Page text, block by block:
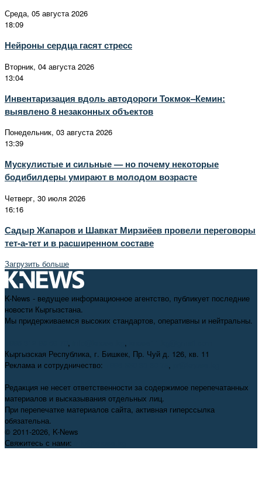
Среда, 05 августа 2026
18:09
Нейроны сердца гасят стресс
Вторник, 04 августа 2026
13:04
Инвентаризация вдоль автодороги Токмок–Кемин:
выявлено 8 незаконных объектов
Понедельник, 03 августа 2026
13:39
Мускулистые и сильные — но почему некоторые
бодибилдеры умирают в молодом возрасте
Четверг, 30 июля 2026
16:16
Садыр Жапаров и Шавкат Мирзиёев провели переговоры
тет-а-тет и в расширенном составе
Загрузить больше
K-News - ведущее информационное агентство, публикует последние
новости Кыргызстана.
Мы придерживаемся высоких стандартов, оперативны и нейтральны.
, ,
Кыргызская Республика, г. Бишкек, Пр. Чуй д. 126, кв. 11
Реклама и сотрудничество:
,
Редакция не несет ответственности за содержимое перепечатанных
материалов и высказывания отдельных лиц.
При перепечатке материалов сайта, активная гиперссылка
обязательна.
© 2011-2026, K-News
Свяжитесь с нами: